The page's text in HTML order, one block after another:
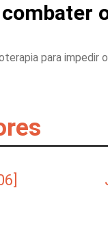
para impedir o